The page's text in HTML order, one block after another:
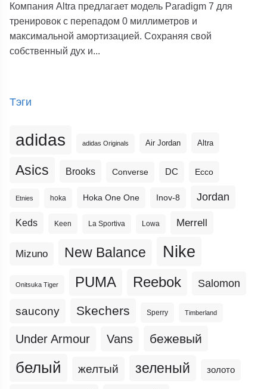
Компания Altra предлагает модель Paradigm 7 для
тренировок с перепадом 0 миллиметров и
максимальной амортизацией. Сохраняя свой
собственный дух и...
Тэги
adidas adidas Originals Air Jordan Altra
Asics Brooks Converse DC Ecco
Etnies hoka Hoka One One Inov-8 Jordan
Keds Keen La Sportiva Lowa Merrell
Mizuno New Balance Nike
Onitsuka Tiger PUMA Reebok Salomon
saucony Skechers Sperry Timberland
Under Armour Vans бежевый
белый желтый зеленый золото